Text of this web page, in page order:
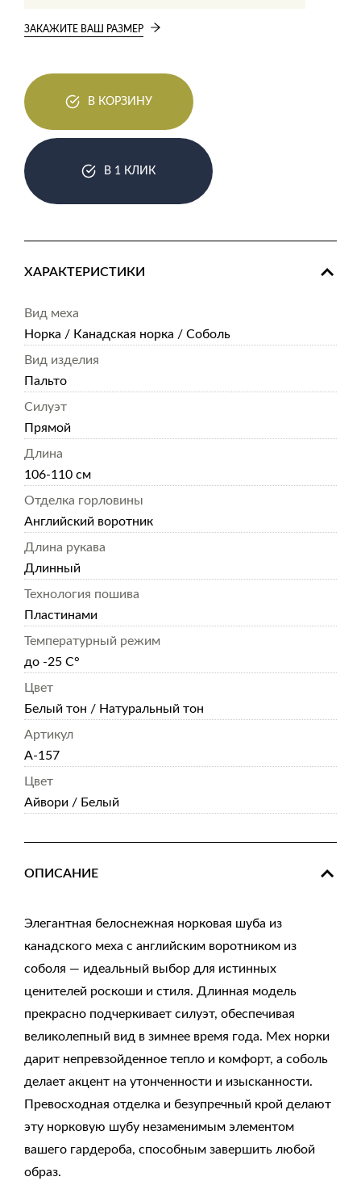
ЗАКАЖИТЕ ВАШ РАЗМЕР
В КОРЗИНУ
В 1 КЛИК
ХАРАКТЕРИСТИКИ
Вид меха
Норка / Канадская норка / Соболь
Вид изделия
Пальто
Силуэт
Прямой
Длина
106-110 см
Отделка горловины
Английский воротник
Длина рукава
Длинный
Технология пошива
Пластинами
Температурный режим
до -25 С°
Цвет
Белый тон / Натуральный тон
Артикул
А-157
Цвет
Айвори / Белый
ОПИСАНИЕ
Элегантная белоснежная норковая шуба из
канадского меха с английским воротником из
соболя — идеальный выбор для истинных
ценителей роскоши и стиля. Длинная модель
прекрасно подчеркивает силуэт, обеспечивая
великолепный вид в зимнее время года. Мех норки
дарит непревзойденное тепло и комфорт, а соболь
делает акцент на утонченности и изысканности.
Превосходная отделка и безупречный крой делают
эту норковую шубу незаменимым элементом
вашего гардероба, способным завершить любой
образ.